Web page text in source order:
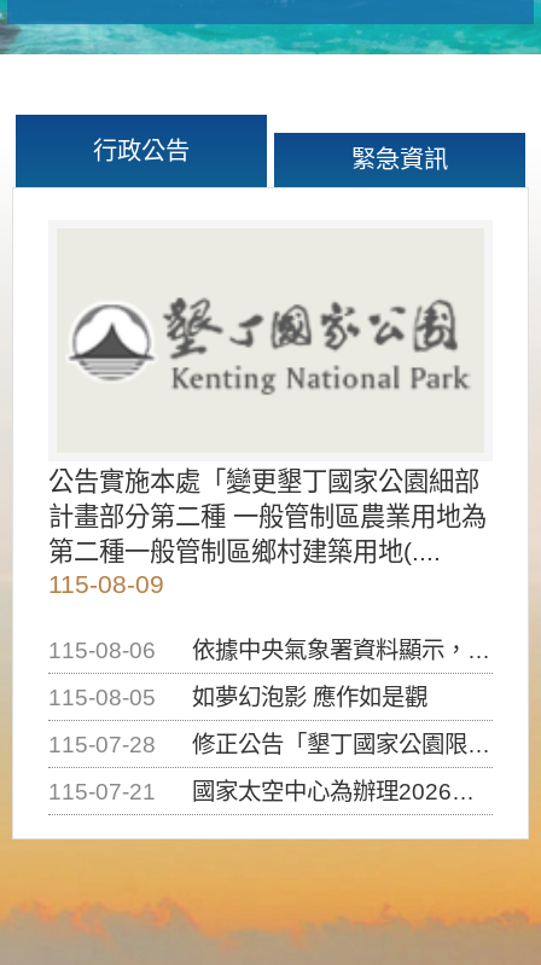
行政公告 緊急資訊
公告實施本處「變更墾丁國家公園細部
計畫部分第二種 一般管制區農業用地為
第二種一般管制區鄉村建築用地(....
115-08-09
115-08-06
依據中央氣象署資料顯示，白海豚颱風持續接近臺灣，請密切注意動向及早完成防災應變準備
115-08-05
如夢幻泡影 應作如是觀
115-07-28
修正公告「墾丁國家公園限制水域遊憩活動之種類、範圍、時間及行為」，自即日生效。
115-07-21
國家太空中心為辦理2026台灣盃火箭競賽，陸、海、空域警戒及協調相關事宜，因颱風備案事宜